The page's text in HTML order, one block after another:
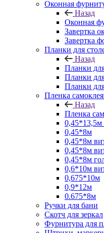
Оконная
Назад
Оконная
Завертка
Завертка
Планки для
Назад
Планки
Планки
Планки
Пленка
Назад
Пленка
0,45*13,5м
0,45*8м
0,45*8м
0,45*8м
0,45*8м
0,6*10м
0,675*10м
0,9*12м
0.675*8м
Ручки для бани
Скотч для зеркал
Фурнитура для